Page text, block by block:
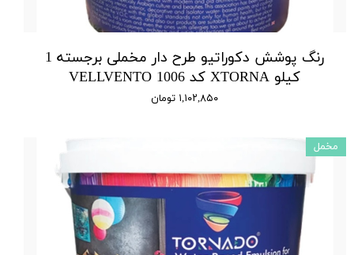
رنگ پوشش دکوراتیو طرح دار مخملی برجسته 1
کیلو XTORNA کد 1006 VELLVENTO
۱,۱۰۲,۸۵۰ تومان
مخمل